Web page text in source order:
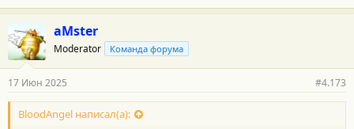
aMster
Moderator Команда форума
17 Июн 2025 #4.173
BloodAngel написал(а):